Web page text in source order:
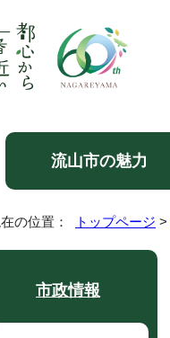
流山市の魅力
の位置： トップページ >
市政情報